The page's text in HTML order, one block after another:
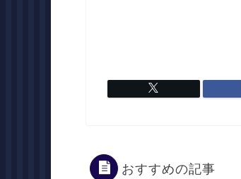
おすすめの記事